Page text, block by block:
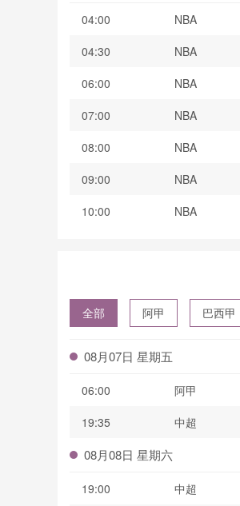
04:00 NBA
04:30
NBA
06:00
NBA
07:00
NBA
08:00
NBA
09:00
NBA
10:00
NBA
全部 阿甲 巴西甲
波黑联
08月07日 星期五
06:00 阿甲
19:35
中超
08月08日 星期六
19:00 中超